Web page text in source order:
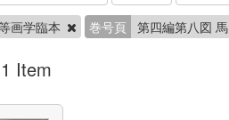
画学臨本 巻号頁 第四編第八図
Item